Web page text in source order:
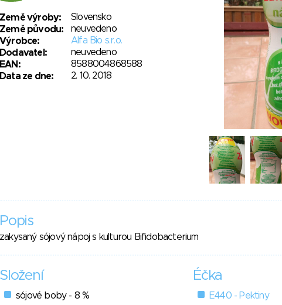
Země výroby:
Slovensko
Země původu:
neuvedeno
Výrobce:
Alfa Bio s.r.o.
Dodavatel:
neuvedeno
EAN:
8588004868588
Data ze dne:
2. 10. 2018
Popis
zakysaný sójový nápoj s kulturou Bifidobacterium
Složení
sójové boby - 8 %
Éčka
E440 - Pektiny